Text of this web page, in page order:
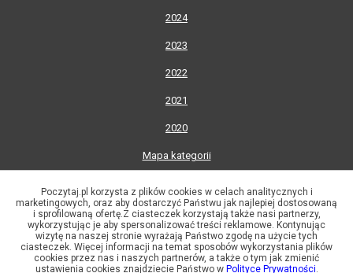
2024
2023
2022
2021
2020
Mapa kategorii
Lista autorów
© 2002-2026 Księgarnia Internetowa Poczytaj.pl
"Dante" R. Gorączko, J. Kozłowski
ul. Ojcowska 1, 31-344 Kraków
Poczytaj.pl korzysta z plików cookies w celach analitycznych i
marketingowych, oraz aby dostarczyć Państwu jak najlepiej dostosowaną
i sprofilowaną ofertę.Z ciasteczek korzystają także nasi partnerzy,
wykorzystując je aby spersonalizować treści reklamowe. Kontynując
wizytę na naszej stronie wyrażają Państwo zgodę na użycie tych
ciasteczek. Więcej informacji na temat sposobów wykorzystania plików
cookies przez nas i naszych partnerów, a także o tym jak zmienić
ustawienia cookies znajdziecie Państwo w Polityce Prywatności.